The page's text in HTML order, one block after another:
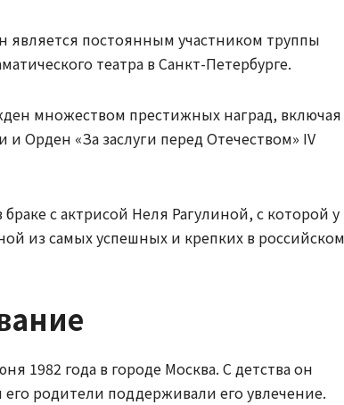
является постоянным участником труппы
театра в Санкт-Петербурге.
множеством престижных наград, включая
Орден «За заслуги перед Отечеством» IV
с актрисой Неля Рагулиной, с которой у
из самых успешных и крепких в российском
1982 года в городе Москва. С детства он
родители поддерживали его увлечение.